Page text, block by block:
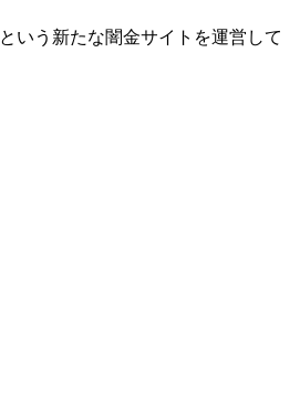
という新たな闇金サイトを運営して